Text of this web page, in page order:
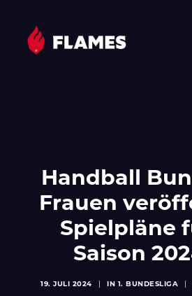
JUNIOR FLAMES
JUGEND
SPONSOREN & PARTNER
FAN-SHOP
TICKETS
Handball
Frauen
Spielpläne
Saison
19. JULI 2024 IN 1. BUNDESLIGA